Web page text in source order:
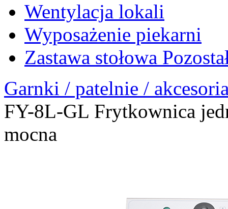
Wentylacja lokali
Wyposażenie piekarni
Zastawa stołowa
Garnki / patelnie /
FY-8L-GL Frytkownica
mocna